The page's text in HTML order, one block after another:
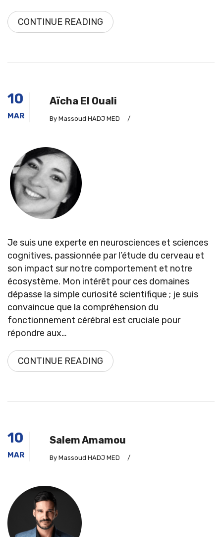
CONTINUE READING
10
MAR
Aïcha El Ouali
By Massoud HADJ MED /
Je suis une experte en neurosciences et sciences
cognitives, passionnée par l’étude du cerveau et
son impact sur notre comportement et notre
écosystème. Mon intérêt pour ces domaines
dépasse la simple curiosité scientifique ; je suis
convaincue que la compréhension du
fonctionnement cérébral est cruciale pour
répondre aux…
CONTINUE READING
10
MAR
Salem Amamou
By Massoud HADJ MED /